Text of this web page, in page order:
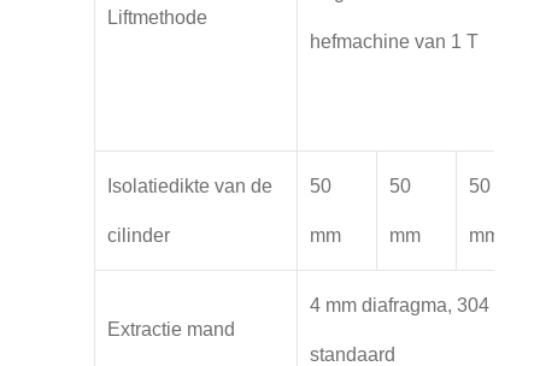
Liftmethode
hefmachine van 1 T
Isolatiedikte van de
cilinder
50
mm
50
mm
50
mm
Extractie mand
4 mm diafragma, 304
standaard